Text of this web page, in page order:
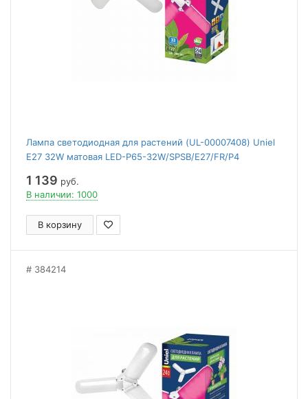
Лампа светодиодная для растений (UL-00007408) Uniel
E27 32W матовая LED-P65-32W/SPSB/E27/FR/P4
1 139 руб.
В наличии: 1000
В корзину
384214